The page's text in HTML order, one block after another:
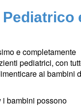
e completamente
pediatrici, con
ai bambini
i bambini possono